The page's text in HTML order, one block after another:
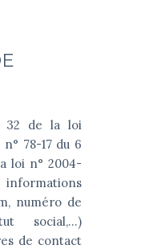
32 de la loi
78-17 du 6
loi n° 2004-
numéro de
social,…)
de contact